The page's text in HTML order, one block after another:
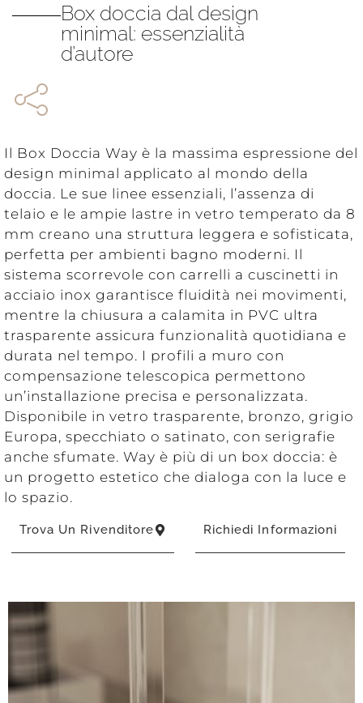
Box doccia dal design
minimal: essenzialità
d’autore
Il Box Doccia Way è la massima espressione del
design minimal applicato al mondo della
doccia. Le sue linee essenziali, l’assenza di
telaio e le ampie lastre in vetro temperato da 8
mm creano una struttura leggera e sofisticata,
perfetta per ambienti bagno moderni. Il
sistema scorrevole con carrelli a cuscinetti in
acciaio inox garantisce fluidità nei movimenti,
mentre la chiusura a calamita in PVC ultra
trasparente assicura funzionalità quotidiana e
durata nel tempo. I profili a muro con
compensazione telescopica permettono
un’installazione precisa e personalizzata.
Disponibile in vetro trasparente, bronzo, grigio
Europa, specchiato o satinato, con serigrafie
anche sfumate. Way è più di un box doccia: è
un progetto estetico che dialoga con la luce e
lo spazio.
Trova Un Rivenditore Richiedi Informazioni